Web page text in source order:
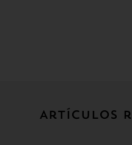
Artículos